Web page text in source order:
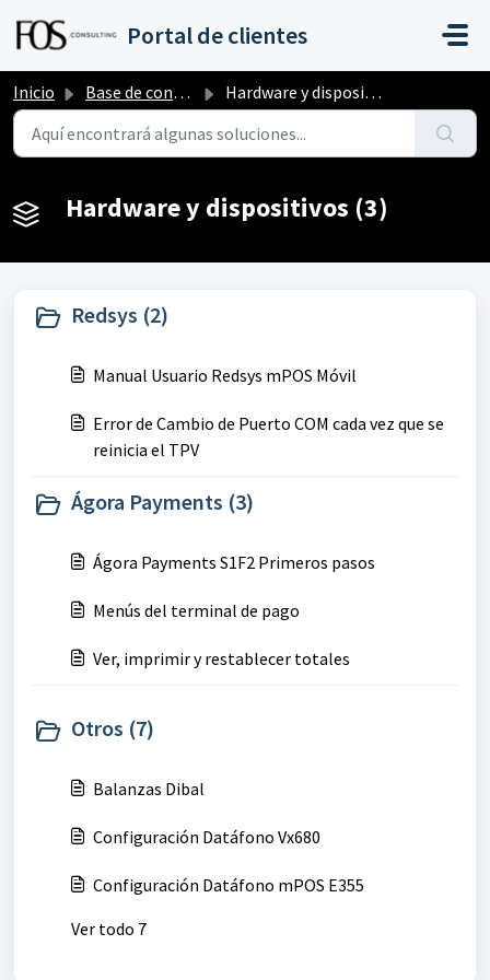
Portal de clientes
Inicio Base de conocimientos Hardware y dispositivos
Hardware y dispositivos (3)
Redsys (2)
Manual Usuario Redsys mPOS Móvil
Error de Cambio de Puerto COM cada vez que se
reinicia el TPV
Ágora Payments (3)
Ágora Payments S1F2 Primeros pasos
Menús del terminal de pago
Ver, imprimir y restablecer totales
Otros (7)
Balanzas Dibal
Configuración Datáfono Vx680
Configuración Datáfono mPOS E355
Ver todo 7